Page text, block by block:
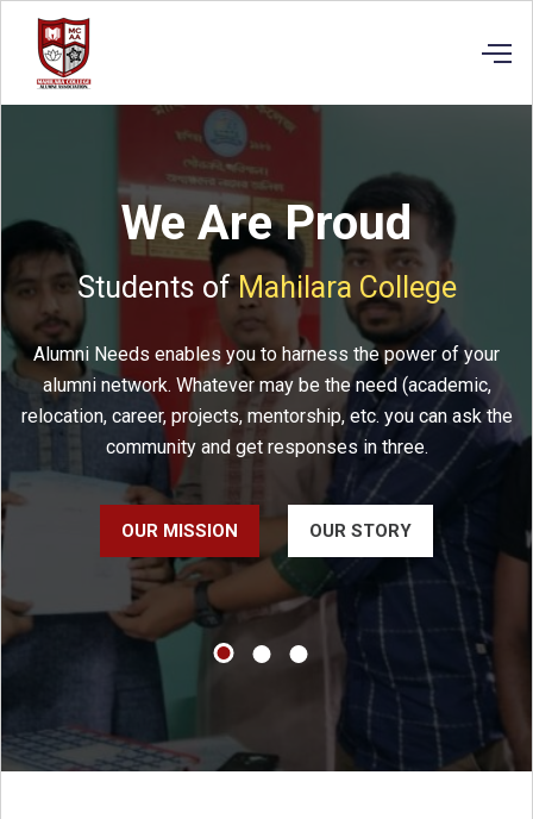
We Are Proud
Students ofMahilara College
Alumni Needs enables you to harness the power of your
alumni network. Whatever may be the need (academic,
relocation, career, projects, mentorship, etc. you can ask the
community and get responses in three.
OUR MISSION OUR STORY